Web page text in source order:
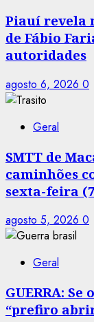
Piauí revela
de Fábio
autoridades
agosto 6, 2026 0
Geral
SMTT de
caminhões
sexta-feira
agosto 5, 2026 0
Geral
GUERRA:
“prefiro